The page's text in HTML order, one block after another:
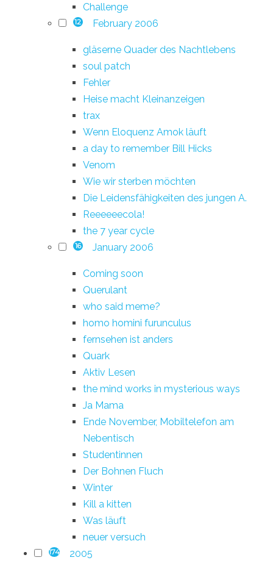
Challenge
12 February 2006
gläserne Quader des Nachtlebens
soul patch
Fehler
Heise macht Kleinanzeigen
trax
Wenn Eloquenz Amok läuft
a day to remember Bill Hicks
Venom
Wie wir sterben möchten
Die Leidensfähigkeiten des jungen A.
Reeeeeecola!
the 7 year cycle
16 January 2006
Coming soon
Querulant
who said meme?
homo homini furunculus
fernsehen ist anders
Quark
Aktiv Lesen
the mind works in mysterious ways
Ja Mama
Ende November, Mobiltelefon am
Nebentisch
Studentinnen
Der Bohnen Fluch
Winter
Kill a kitten
Was läuft
neuer versuch
174 2005